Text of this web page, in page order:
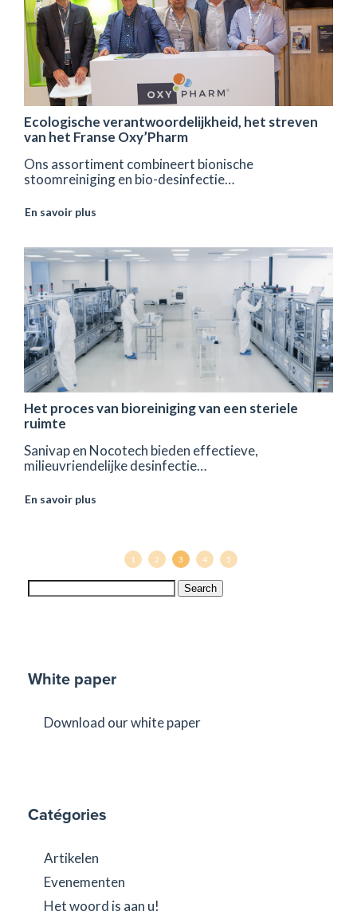
Ecologische verantwoordelijkheid, het streven
van het Franse Oxy’Pharm
Ons assortiment combineert bionische
stoomreiniging en bio-desinfectie…
En savoir plus
Het proces van bioreiniging van een steriele
ruimte
Sanivap en Nocotech bieden effectieve,
milieuvriendelijke desinfectie…
En savoir plus
1 2 3 4 5
Search
White paper
Download our white paper
Catégories
Artikelen
Evenementen
Het woord is aan u!